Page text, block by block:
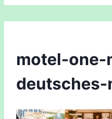
motel-one-
deutsches-